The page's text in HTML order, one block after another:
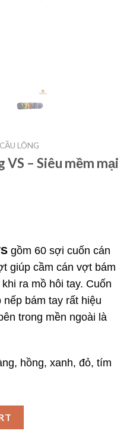
LÔNG
– Siêu mềm mại
gồm 60 sợi cuốn cán
giúp cầm cán vợt bám
ra mồ hôi tay. Cuốn
bám tay rất hiệu
trong mền ngoài là
hồng, xanh, đỏ, tím